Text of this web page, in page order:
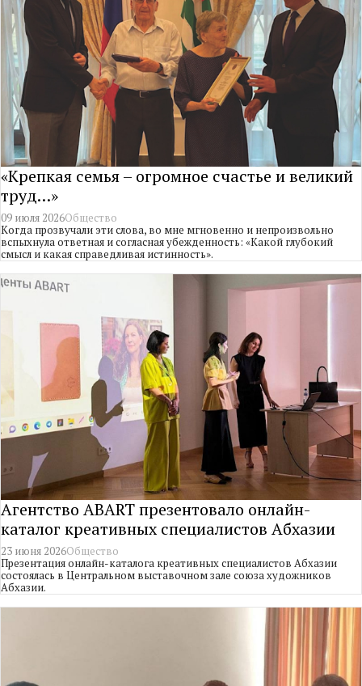
«Крепкая семья – огромное счастье и великий
труд…»
09 июля 2026Общество
Когда прозвучали эти слова, во мне мгновенно и непроизвольно
вспыхнула ответная и согласная убежденность: «Какой глубокий
смысл и какая справедливая истинность».
Агентство ABART презентовало онлайн-
каталог креативных специалистов Абхазии
23 июня 2026Общество
Презентация онлайн-каталога креативных специалистов Абхазии
состоялась в Центральном выставочном зале союза художников
Абхазии.